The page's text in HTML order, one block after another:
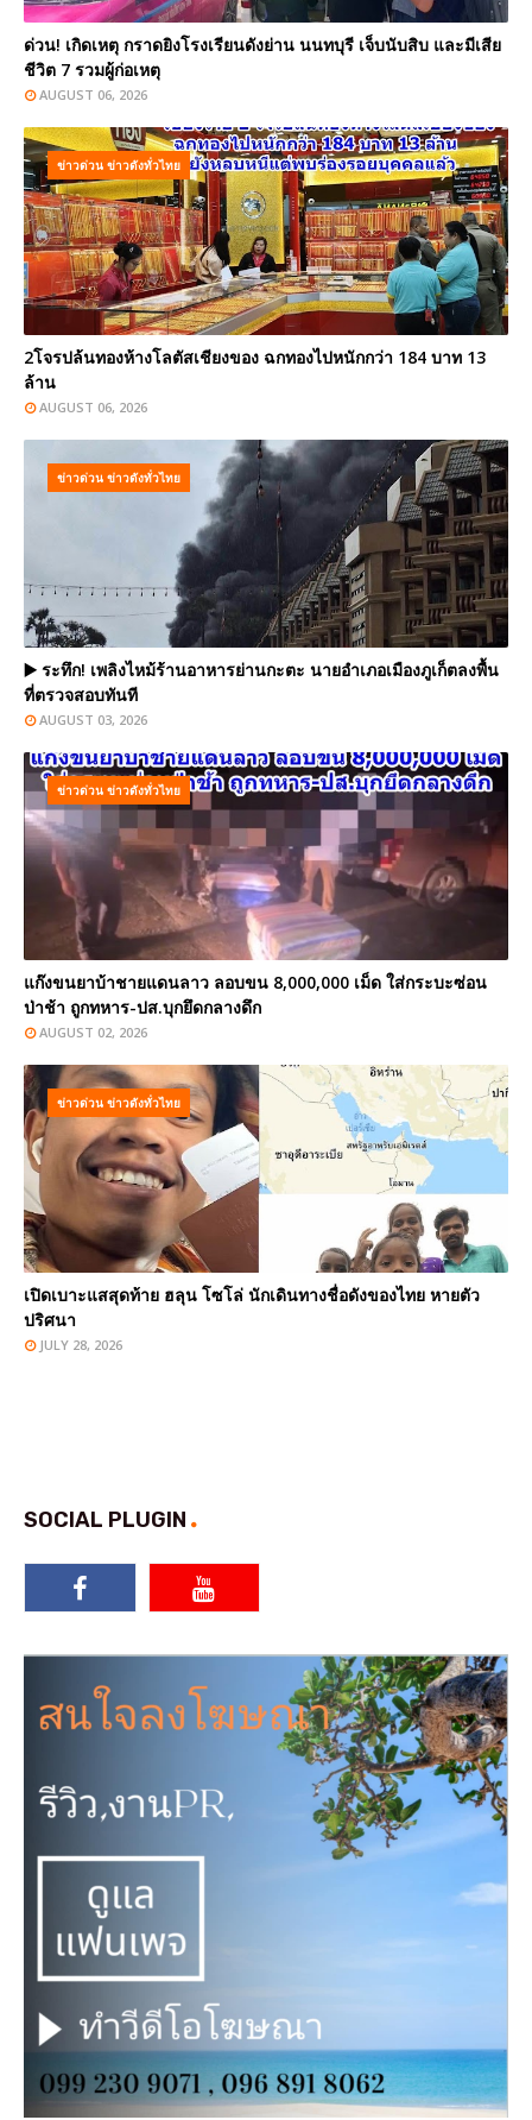
ด่วน! เกิดเหตุ กราดยิงโรงเรียนดังย่าน นนทบุรี เจ็บนับสิบ และมีเสีย
ชีวิต 7 รวมผู้ก่อเหตุ
AUGUST 06, 2026
ข่าวด่วน ข่าวดังทั่วไทย
2โจรปล้นทองห้างโลตัสเชียงของ ฉกทองไปหนักกว่า 184 บาท 13
ล้าน
AUGUST 06, 2026
ข่าวด่วน ข่าวดังทั่วไทย
▶️ ระทึก! เพลิงไหม้ร้านอาหารย่านกะตะ นายอำเภอเมืองภูเก็ตลงพื้น
ที่ตรวจสอบทันที
AUGUST 03, 2026
ข่าวด่วน ข่าวดังทั่วไทย
แก๊งขนยาบ้าชายแดนลาว ลอบขน 8,000,000 เม็ด ใส่กระบะซ่อน
ป่าช้า ถูกทหาร-ปส.บุกยึดกลางดึก
AUGUST 02, 2026
ข่าวด่วน ข่าวดังทั่วไทย
เปิดเบาะแสสุดท้าย ฮลุน โซโล่ นักเดินทางชื่อดังของไทย หายตัว
ปริศนา
JULY 28, 2026
SOCIAL PLUGIN